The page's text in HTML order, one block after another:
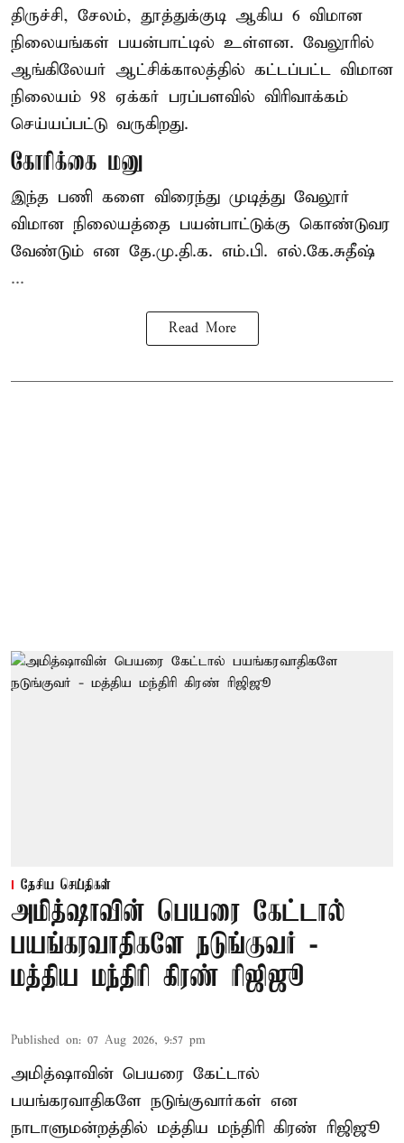
திருச்சி, சேலம், தூத்துக்குடி ஆகிய 6 விமான
நிலையங்கள் பயன்பாட்டில் உள்ளன. வேலூரில்
ஆங்கிலேயர் ஆட்சிக்காலத்தில் கட்டப்பட்ட விமான
நிலையம் 98 ஏக்கர் பரப்பளவில் விரிவாக்கம்
செய்யப்பட்டு வருகிறது.
கோரிக்கை மனு
இந்த பணி களை விரைந்து முடித்து வேலூர்
விமான நிலையத்தை பயன்பாட்டுக்கு கொண்டுவர
வேண்டும் என தே.மு.தி.க. எம்.பி. எல்.கே.சுதீஷ்
...
Read More
தேசிய செய்திகள்
அமித்ஷாவின் பெயரை கேட்டால்
பயங்கரவாதிகளே நடுங்குவர் -
மத்திய மந்திரி கிரண் ரிஜிஜூ
Published on: 07 Aug 2026, 9:57 pm
அமித்ஷாவின் பெயரை கேட்டால்
பயங்கரவாதிகளே நடுங்குவார்கள் என
நாடாளுமன்றத்தில் மத்திய மந்திரி கிரண் ரிஜிஜூ